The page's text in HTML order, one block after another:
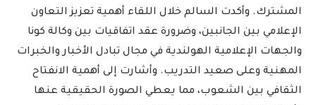
المشترك. وأكدت السالم خلال اللقاء أهمية تعزيز التعاون
الإعلامي بين الجانبين، وضرورة عقد اتفاقيات بين وكالة كونا
والجهات الإعلامية الهولندية في مجال تبادل الأخبار والخبرات
المهنية وعلى صعيد التدريب. وأشارت إلى أهمية الانفتاح
الثقافي بين الشعوب، مما يعطي الصورة الحقيقية عنها